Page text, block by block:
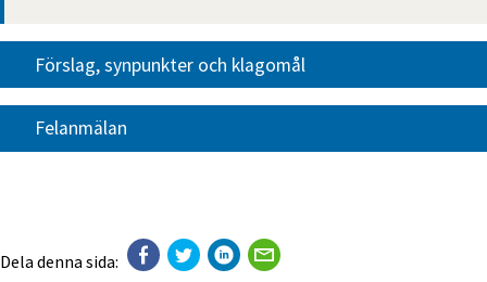
Förslag, synpunkter och klagomål
Felanmälan
Dela denna sida: